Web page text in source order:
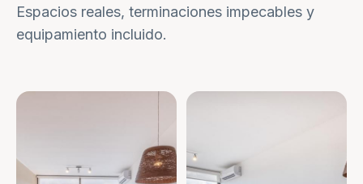
Espacios reales, terminaciones impecables y
equipamiento incluido.